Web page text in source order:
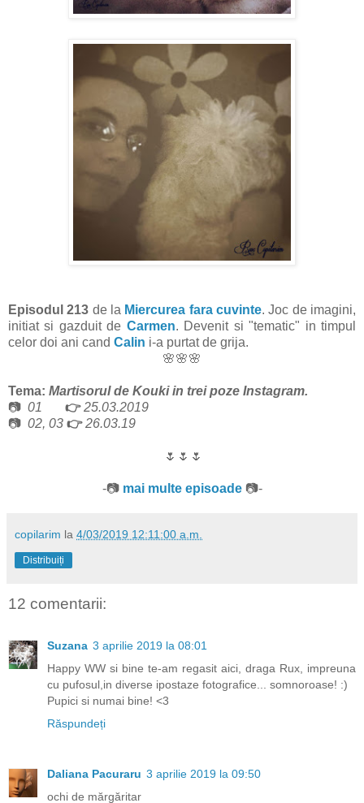
Episodul 213 de la Miercurea fara cuvinte. Joc de imagini,
initiat si gazduit de Carmen. Devenit si "tematic" in timpul
celor doi ani cand Calin i-a purtat de grija.
🌸🌸🌸
Tema: Martisorul de Kouki in trei poze Instagram.
📷 01 👉25.03.2019
📷 02, 03 👉 26.03.19
🌷🌷🌷
-📷 mai multe episoade📷-
copilarim la 4/03/2019 12:11:00 a.m.
Distribuiți
12 comentarii:
Suzana 3 aprilie 2019 la 08:01
Happy WW si bine te-am regasit aici, draga Rux, impreuna
cu pufosul,in diverse ipostaze fotografice... somnoroase! :)
Pupici si numai bine! <3
Răspundeți
Daliana Pacuraru 3 aprilie 2019 la 09:50
ochi de mărgăritar